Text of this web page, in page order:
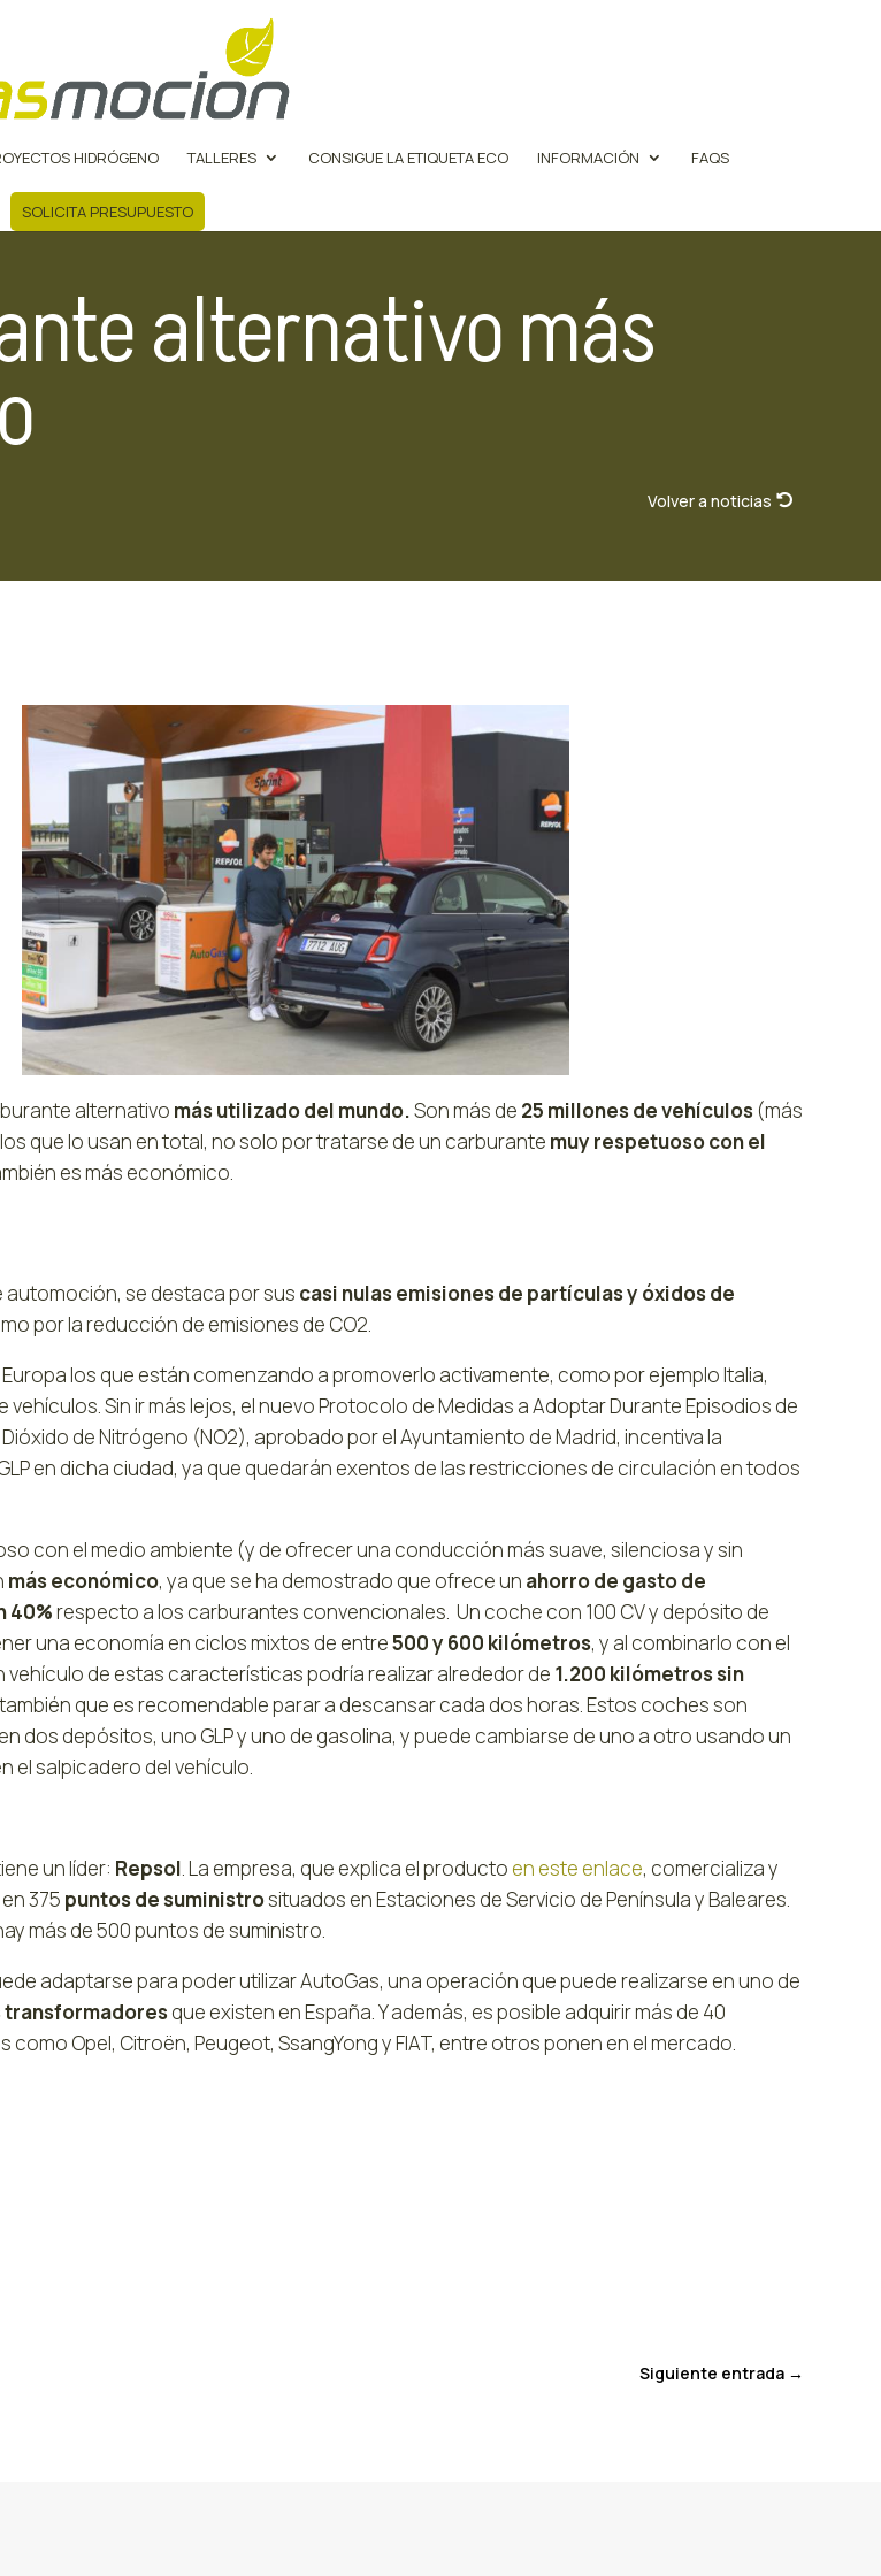
HIDRÓGENO TALLERES CONSIGUE LA ETIQUETA ECO INFORMACIÓN FAQS
SOLICITA PRESUPUESTO
alternativo más
Volver a noticias
alternativo más utilizado del mundo.Son más de 25 millones de vehículos (más
que lo usan en total, no solo por tratarse de un carburante muy respetuoso con el
es más económico.
automoción, se destaca por sus casi nulas emisiones de partículas y óxidos de
por la reducción de emisiones de CO2.
los que están comenzando a promoverlo activamente, como por ejemplo Italia,
vehículos. Sin ir más lejos, el nuevo Protocolo de Medidas a Adoptar Durante Episodios de
de Nitrógeno (NO2), aprobado por el Ayuntamiento de Madrid, incentiva la
en dicha ciudad, ya que quedarán exentos de las restricciones de circulación en todos
con el medio ambiente (y de ofrecer una conducción más suave, silenciosa y sin
más económico, ya que se ha demostrado que ofrece un ahorro de gasto de
40%respecto a los carburantes convencionales. Un coche con 100 CV y depósito de
una economía en ciclos mixtos de entre500 y 600 kilómetros, y al combinarlo con el
vehículo de estas características podría realizar alrededor de 1.200 kilómetros sin
que es recomendable parar a descansar cada dos horas. Estos coches son
dos depósitos, uno GLP y uno de gasolina, y puede cambiarse de uno a otro usando un
el salpicadero del vehículo.
un líder: Repsol. La empresa, que explica el producto en este enlace, comercializa y
375 puntos de suministrosituados en Estaciones de Servicio de Península y Baleares.
más de 500 puntos de suministro.
adaptarse para poder utilizar AutoGas, una operación que puede realizarse en uno de
que existen en España. Y además, es posible adquirir más de 40
Opel, Citroën, Peugeot, SsangYong y FIAT, entre otros ponen en el mercado.
Siguiente entrada→